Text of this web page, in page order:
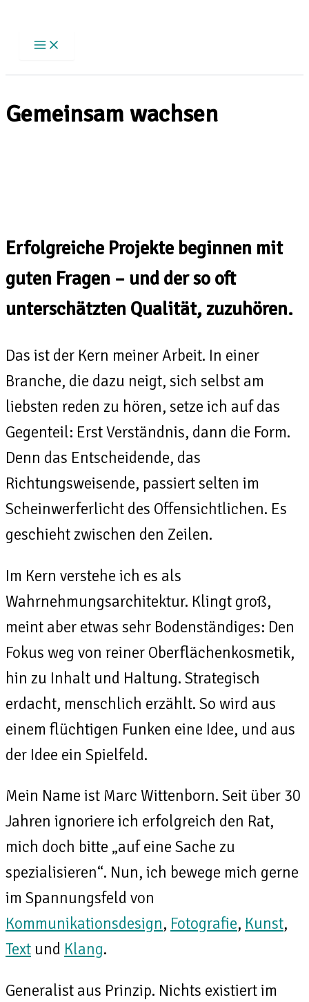
Inhalt
Gemeinsam wachsen
Erfolgreiche Projekte beginnen mit
guten Fragen – und der so oft
unterschätzten Qualität, zuzuhören.
Das ist der Kern meiner Arbeit. In einer
Branche, die dazu neigt, sich selbst am
liebsten reden zu hören, setze ich auf das
Gegenteil: Erst Verständnis, dann die Form.
Denn das Entscheidende, das
Richtungsweisende, passiert selten im
Scheinwerferlicht des Offensichtlichen. Es
geschieht zwischen den Zeilen.
Im Kern verstehe ich es als
Wahrnehmungsarchitektur. Klingt groß,
meint aber etwas sehr Bodenständiges: Den
Fokus weg von reiner Oberflächenkosmetik,
hin zu Inhalt und Haltung. Strategisch
erdacht, menschlich erzählt. So wird aus
einem flüchtigen Funken eine Idee, und aus
der Idee ein Spielfeld.
Mein Name ist Marc Wittenborn. Seit über 30
Jahren ignoriere ich erfolgreich den Rat,
mich doch bitte „auf eine Sache zu
spezialisieren“. Nun, ich bewege mich gerne
im Spannungsfeld von
Kommunikationsdesign, Fotografie, Kunst,
Text und Klang.
Generalist aus Prinzip. Nichts existiert im